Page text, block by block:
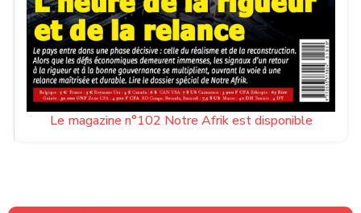
Le magazine n°102 Notre Afrik est disponible